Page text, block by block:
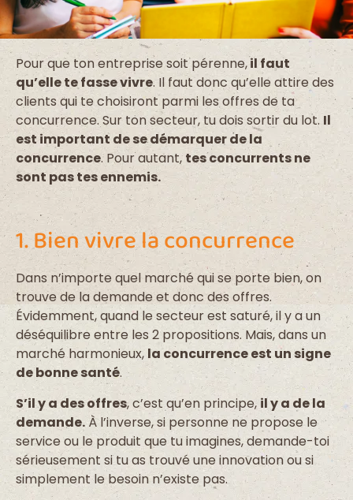
Pour que ton entreprise soit pérenne,il faut
qu’elle te fasse vivre. Il faut donc qu’elle attire des
clients qui te choisiront parmi les offres de ta
concurrence. Sur ton secteur, tu dois sortir du lot. Il
est important de se démarquer de la
concurrence. Pour autant,tes concurrents ne
sont pas tes ennemis.
1. Bien vivre la concurrence
Dans n’importe quel marché qui se porte bien, on
trouve de la demande et donc des offres.
Évidemment, quand le secteur est saturé, il y a un
déséquilibre entre les 2 propositions. Mais, dans un
marché harmonieux, la concurrence est un signe
de bonne santé.
S’il y a des offres, c’est qu’en principe, il y a de la
demande. À l’inverse, si personne ne propose le
service ou le produit que tu imagines, demande-toi
sérieusement si tu as trouvé une innovation ou si
simplement le besoin n’existe pas.